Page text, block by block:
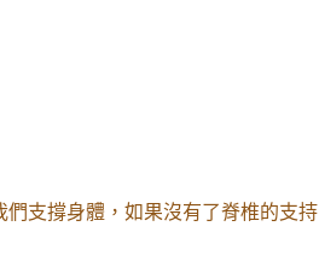
支撐身體，如果沒有了脊椎的支持